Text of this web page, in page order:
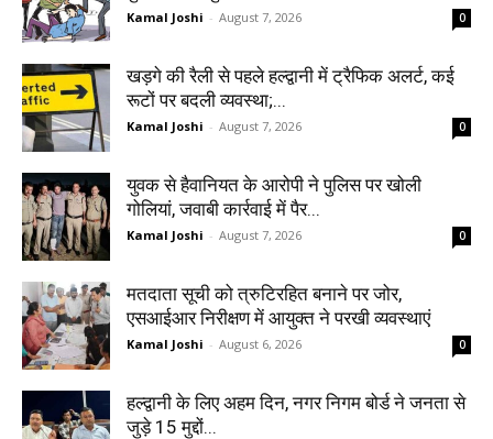
Kamal Joshi - August 7, 2026 0
खड़गे की रैली से पहले हल्द्वानी में ट्रैफिक अलर्ट, कई
रूटों पर बदली व्यवस्था;...
Kamal Joshi - August 7, 2026 0
युवक से हैवानियत के आरोपी ने पुलिस पर खोली
गोलियां, जवाबी कार्रवाई में पैर...
Kamal Joshi - August 7, 2026 0
मतदाता सूची को त्रुटिरहित बनाने पर जोर,
एसआईआर निरीक्षण में आयुक्त ने परखी व्यवस्थाएं
Kamal Joshi - August 6, 2026 0
हल्द्वानी के लिए अहम दिन, नगर निगम बोर्ड ने जनता से
जुड़े 15 मुद्दों...